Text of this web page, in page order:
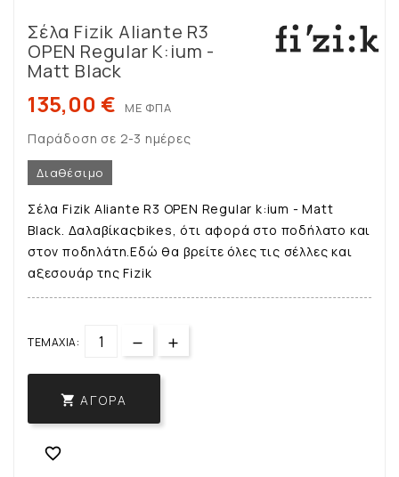
Σέλα Fizik Aliante R3
OPEN Regular K:ium -
Matt Black
135,00 € ΜΕ ΦΠΑ
Παράδοση σε 2-3 ημέρες
Διαθέσιμο
Σέλα Fizik Aliante R3 OPEN Regular k:ium - Matt
Black. Δαλαβίκαςbikes, ότι αφορά στο ποδήλατο και
στον ποδηλάτη.Εδώ θα βρείτε όλες τις σέλλες και
αξεσουάρ της Fizik
ΤΕΜΆΧΙΑ:
 ΑΓΟΡΆ
